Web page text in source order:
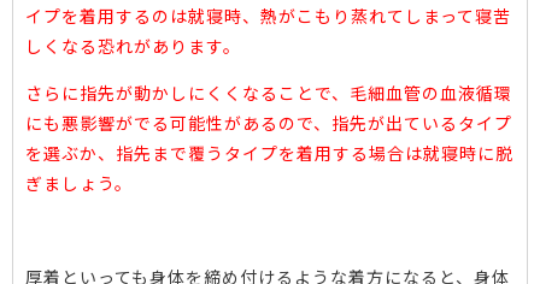
イプを着用するのは就寝時、熱がこもり蒸れてしまって寝苦
しくなる恐れがあります。
さらに指先が動かしにくくなることで、毛細血管の血液循環
にも悪影響がでる可能性があるので、指先が出ているタイプ
を選ぶか、指先まで覆うタイプを着用する場合は就寝時に脱
ぎましょう。
厚着といっても身体を締め付けるような着方になると、身体